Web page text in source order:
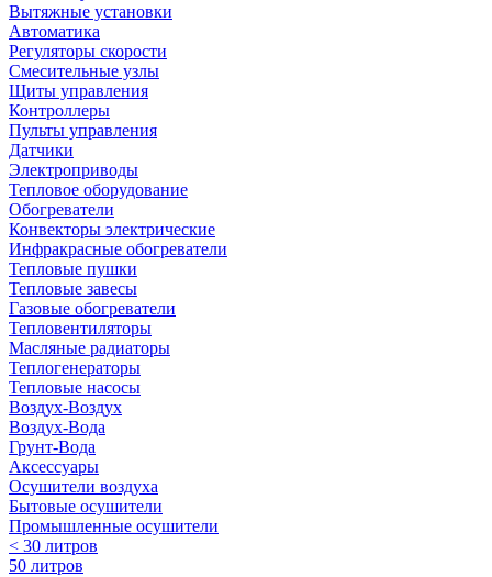
Вытяжные установки
Автоматика
Регуляторы скорости
Смесительные узлы
Щиты управления
Контроллеры
Пульты управления
Датчики
Электроприводы
Тепловое оборудование
Обогреватели
Конвекторы электрические
Инфракрасные обогреватели
Тепловые пушки
Тепловые завесы
Газовые обогреватели
Тепловентиляторы
Масляные радиаторы
Теплогенераторы
Тепловые насосы
Воздух-Воздух
Воздух-Вода
Грунт-Вода
Аксессуары
Осушители воздуха
Бытовые осушители
Промышленные осушители
< 30 литров
50 литров